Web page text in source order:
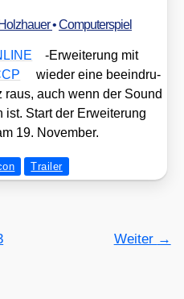
•Computerspiel
-Erwei­te­rung mit
wie­der eine beein­dru­
auch wenn der Sound
ist. Start der Erwei­te­rung
19. Novem­ber.
Trailer
Weiter →